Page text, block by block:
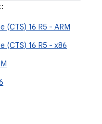
(CTS) 16 R5 - ARM
(CTS) 16 R5 - x86